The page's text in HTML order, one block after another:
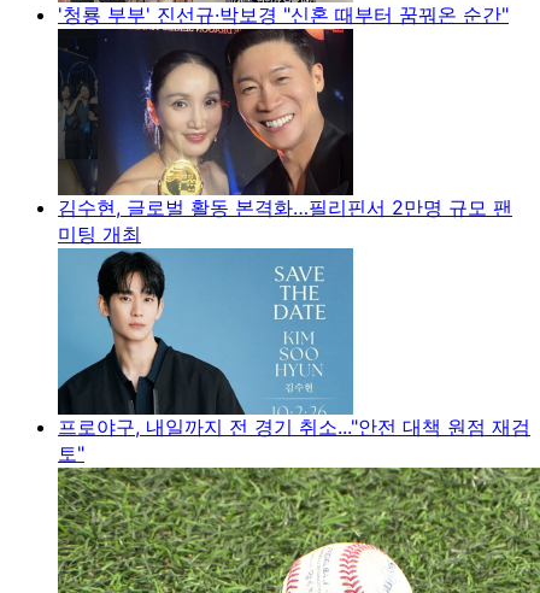
'청룡 부부' 진선규·박보경 "신혼 때부터 꿈꿔온 순간"
김수현, 글로벌 활동 본격화…필리핀서 2만명 규모 팬
미팅 개최
프로야구, 내일까지 전 경기 취소..."안전 대책 원점 재검
토"